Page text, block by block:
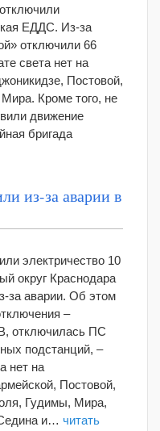
ЕДДС. Из-за
отключили 66
света нет на
Постовой,
Кроме того, не
движение
бригада
из-за аварии в
электричество 10
округ Краснодара
за аварии. Об этом
–
отключилась ПС
подстанций, –
нет на
Постовой,
Гудимы, Мира,
и… читать